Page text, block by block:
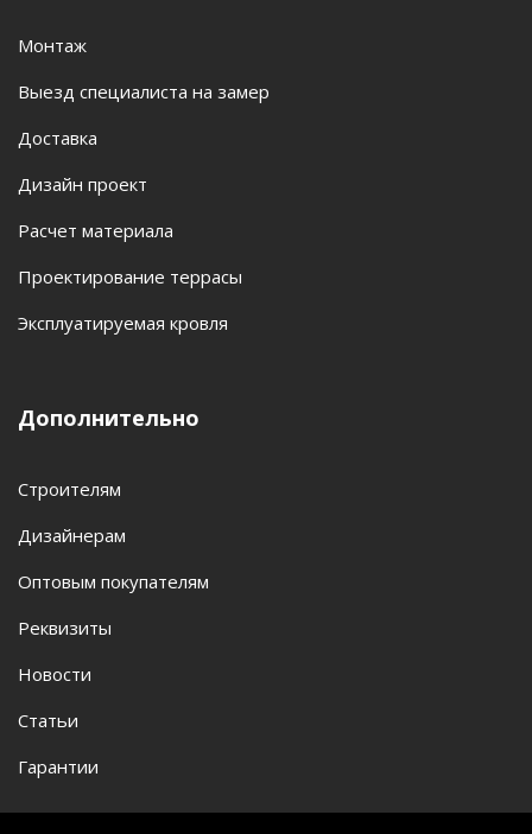
Монтаж
Выезд специалиста на замер
Доставка
Дизайн проект
Расчет материала
Проектирование террасы
Эксплуатируемая кровля
Дополнительно
Строителям
Дизайнерам
Оптовым покупателям
Реквизиты
Новости
Статьи
Гарантии